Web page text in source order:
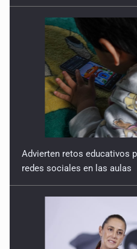
Advierten retos educativos
redes sociales en las aulas